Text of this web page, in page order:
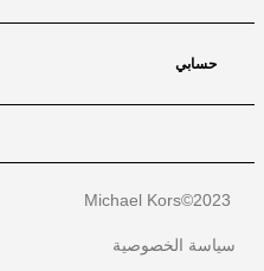
حسابي
Michael Kors
سياسة الخصوصية